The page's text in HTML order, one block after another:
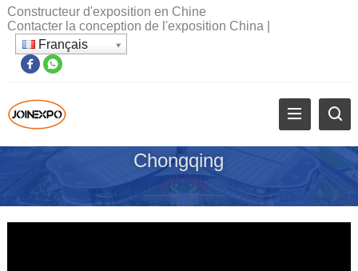
Constructeur d'exposition en Chine
Contacter la conception de l'exposition China
Français
Chongqing